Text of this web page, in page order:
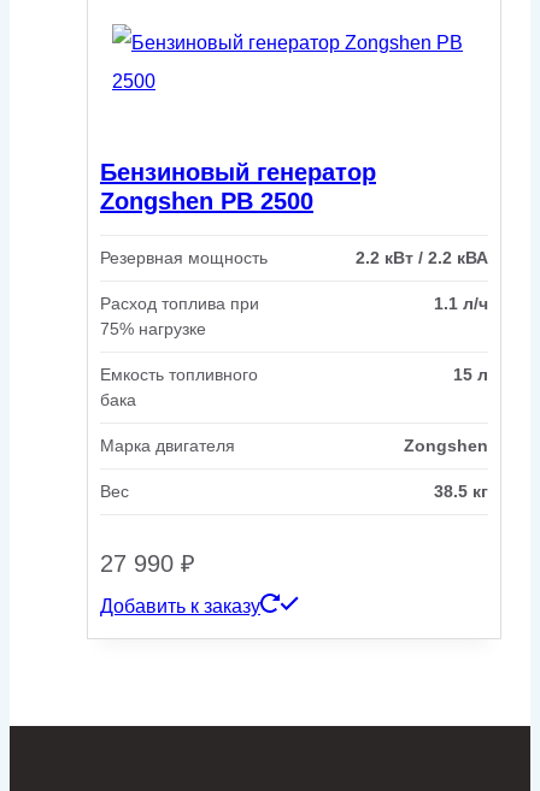
Бензиновый генератор
Zongshen PB 2500
Резервная мощность 2.2 кВт / 2.2 кВА
Расход топлива при
75% нагрузке
1.1 л/ч
Емкость топливного
бака
15 л
Марка двигателя Zongshen
Вес 38.5 кг
27 990 ₽
Добавить к заказу